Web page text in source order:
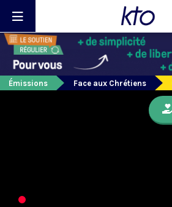
Émissions Face aux Chrétiens